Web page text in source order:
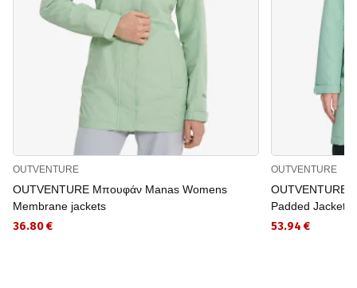
OUTVENTURE
OUTVENTURE Μπουφάν Manas Womens
Membrane jackets
36.80 €
OUTVENTURE
OUTVENTURE
Padded Jacket
53.94 €